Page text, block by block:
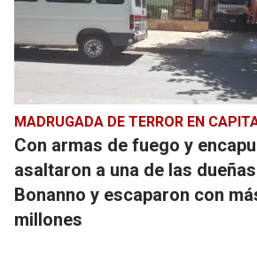
MADRUGADA DE TERROR EN
Con armas de fuego y
asaltaron a una de las
Bonanno y escaparon con
millones